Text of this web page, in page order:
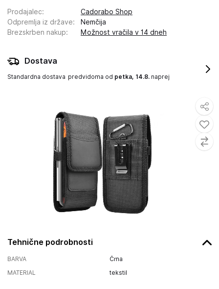
Tehnične podrobnosti
BARVA
Črna
MATERIAL
tekstil
Prodajalec:
Cadorabo Shop
Odpremlja iz države:
Nemčija
Brezskrben nakup: Možnost vračila v 14 dneh
Dostava
Standardna dostava predvidoma od petka, 14.8. naprej